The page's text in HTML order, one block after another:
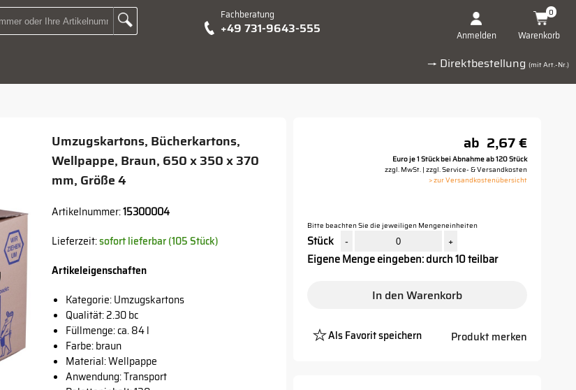
Suchbegriff oder Artikelnummer hier eingeben:
Zur Suche Landingpage Fachberatung
+49 731-9643-555 Anmelden Warenkorb
0
→ Direktbestellung (mit Art.-Nr.)
Umzugskartons, Bücherkartons,
Wellpappe, Braun, 650 x 350 x 370
mm, Größe 4
Artikelnummer:15300004
Lieferzeit:sofort lieferbar (105 Stück)
Artikeleigenschaften
Kategorie: Umzugskartons
Qualität: 2.30 bc
Füllmenge: ca. 84 l
Farbe: braun
Material: Wellpappe
Anwendung: Transport
ab 2,67 €
Euro je 1 Stück bei Abnahme ab 120 Stück
zzgl. MwSt. | zzgl. Service- & Versandkosten
> zur Versandkostenübersicht
Bitte beachten Sie die jeweiligen Mengeneinheiten
Stück - +
Eigene Menge eingeben: durch 10 teilbar
In den Warenkorb
Als Favorit speichern
Platzhalter
Produkt merken